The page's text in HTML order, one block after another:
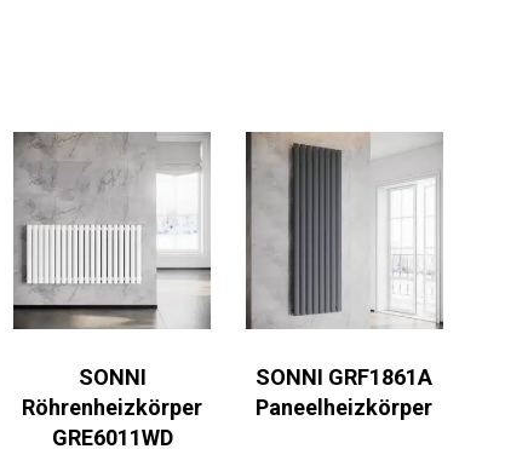
SONNI
Röhrenheizkörper
GRE6011WD
SONNI GRF1861A
Paneelheizkörper